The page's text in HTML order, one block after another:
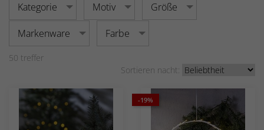
Kategorie Motiv Größe
Markenware Farbe
50 treffer
Sortieren nacht:
-19%